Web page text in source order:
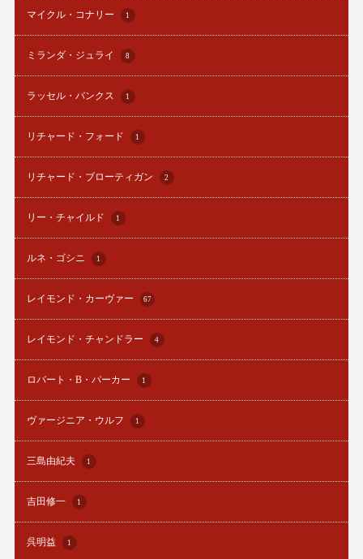
マイクル・コナリー 1
ミランダ・ジュライ 8
ラッセル・バンクス 1
リチャード・フォード 1
リチャード・ブローティガン 2
リー・チャイルド 1
ルネ・ゴシニ 1
レイモンド・カーヴァー 67
レイモンド・チャンドラー 4
ロバート・B・パーカー 1
ヴァージニア・ウルフ 1
三島由紀夫 1
吉田修一 1
呉明益 1